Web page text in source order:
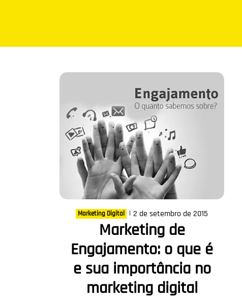
Marketing Digital | 2 de setembro de 2015
Marketing de
Engajamento: o que é
e sua importância no
marketing digital